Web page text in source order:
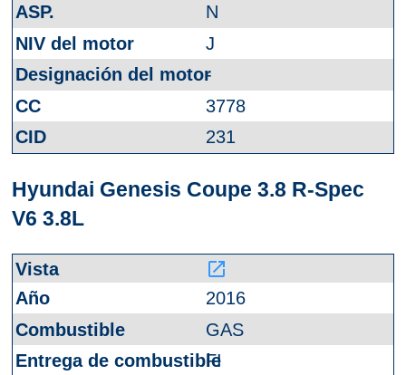
N
J
-
3778
231
Hyundai Genesis Coupe 3.8 R-Spec
V6 3.8L
launch
2016
GAS
FI